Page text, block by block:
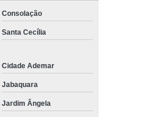
Consolação
Santa Cecília
Cidade Ademar
Jabaquara
Jardim Ângela